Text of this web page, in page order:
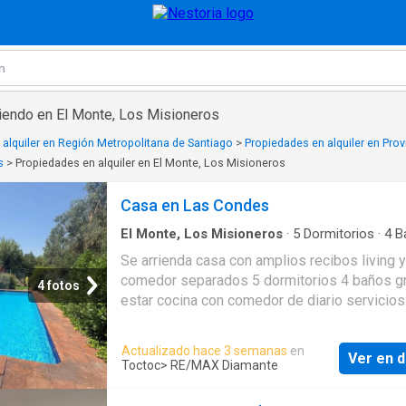
en El Monte, Los Misioneros
en Región Metropolitana de Santiago > Propiedades en alquiler en
> Propiedades en alquiler en El Monte, Los Misioneros
4 fotos
Casa en Las Condes
El Monte, Los Misioneros · 5 Dormitorios · 4
Se arrienda casa con amplios recibos living y
comedor separados 5 dormitorios 4 baños
estar cocina con comedor de diario servicios
estacionamientos. Sector muy tranquilo en
Quinchamalí. Primer piso: -Hall con piso de
Baño de visitas -Living y comedor
Actualizado hace 3 semanas en
Toctoc> RE/MAX Diamante Ver en